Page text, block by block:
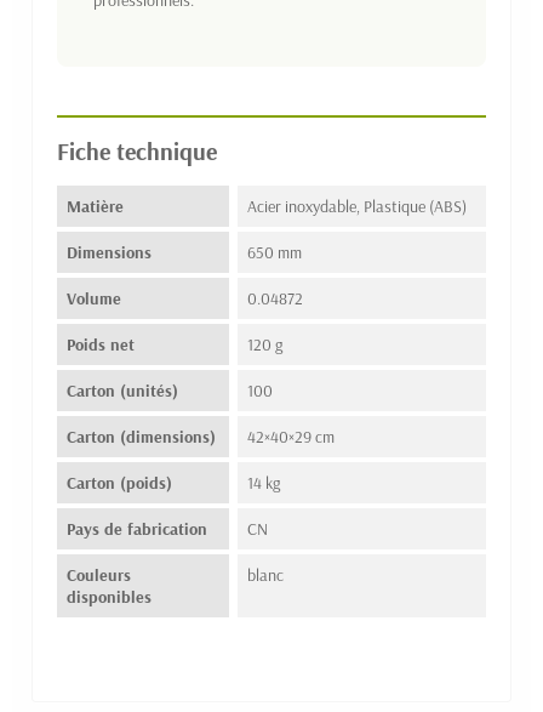
Fiche technique
Matière Acier inoxydable, Plastique (ABS)
Dimensions 650 mm
Volume 0.04872
Poids net 120 g
Carton (unités) 100
Carton (dimensions) 42×40×29 cm
Carton (poids) 14 kg
Pays de fabrication CN
Couleurs
disponibles
blanc